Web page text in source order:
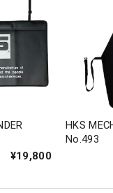
¥19,800
HKS
No.493